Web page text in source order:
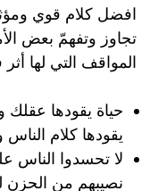
افضل كلام قوي
تجاوز وتفهمّ بعض
المواقف التي لها
حياة يقودها عقلك
يقودها كلام الناس
لا تحسدوا الناس
نصيبهم من الحزن